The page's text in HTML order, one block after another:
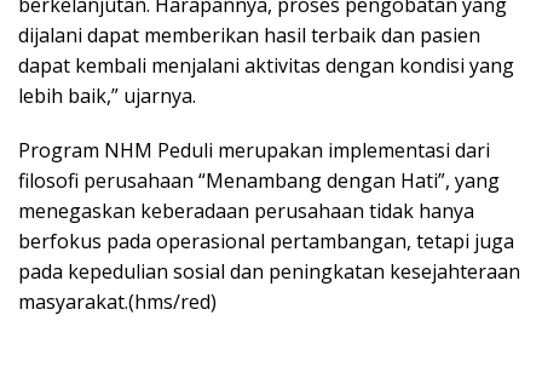
dijalani dapat memberikan hasil terbaik dan pasien
dapat kembali menjalani aktivitas dengan kondisi yang
lebih baik,” ujarnya.
Program NHM Peduli merupakan implementasi dari
filosofi perusahaan “Menambang dengan Hati”, yang
menegaskan keberadaan perusahaan tidak hanya
berfokus pada operasional pertambangan, tetapi juga
pada kepedulian sosial dan peningkatan kesejahteraan
masyarakat.(hms/red)